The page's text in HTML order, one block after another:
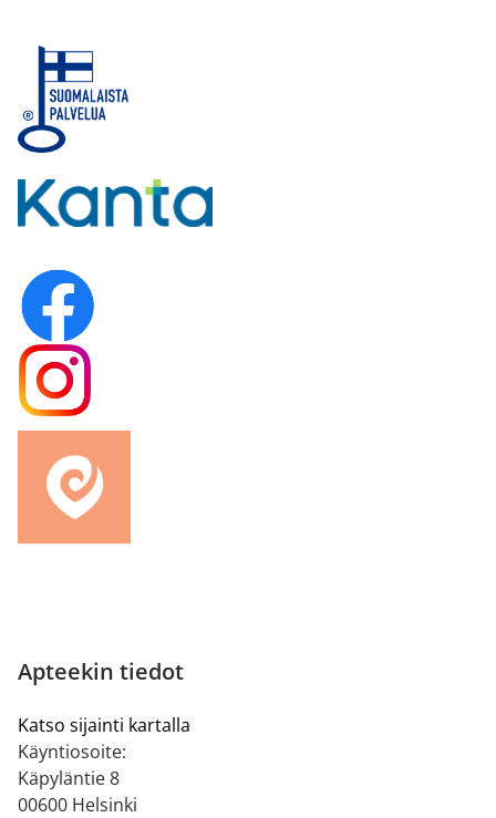
Apteekin tiedot
Katso sijainti kartalla
Käyntiosoite:
Käpyläntie 8
00600 Helsinki